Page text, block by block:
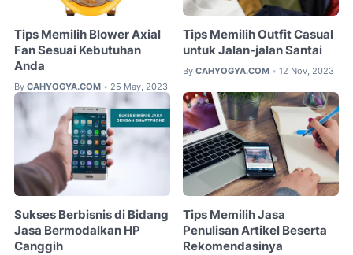
Tips Memilih Blower Axial
Fan Sesuai Kebutuhan
Anda
By CAHYOGYA.COM • 25 May, 2023
Tips Memilih Outfit Casual
untuk Jalan-jalan Santai
By CAHYOGYA.COM • 12 Nov, 2023
Sukses Berbisnis di Bidang
Jasa Bermodalkan HP
Canggih
Tips Memilih Jasa
Penulisan Artikel Beserta
Rekomendasinya